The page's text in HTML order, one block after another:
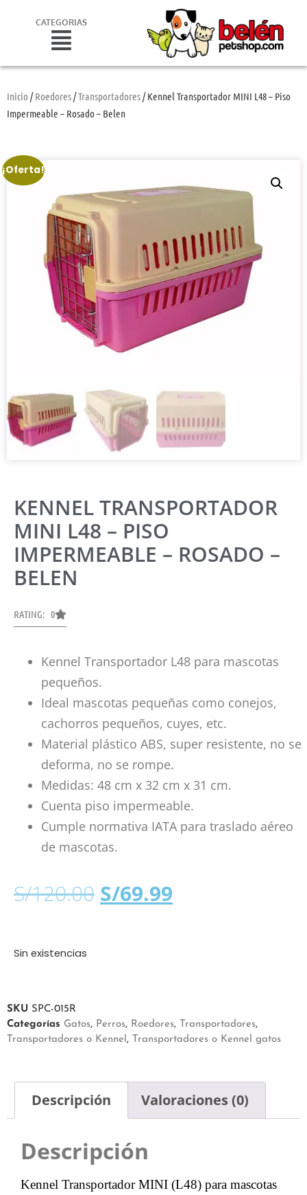
CATEGORIAS
Inicio /Roedores/Transportadores/ Kennel Transportador MINI L48 – Piso
Impermeable – Rosado – Belen
¡Oferta!
KENNEL TRANSPORTADOR
MINI L48 – PISO
IMPERMEABLE – ROSADO –
BELEN
RATING: 0
Kennel Transportador L48 para mascotas
pequeños.
Ideal mascotas pequeñas como conejos,
cachorros pequeños, cuyes, etc.
Material plástico ABS, super resistente, no se
deforma, no se rompe.
Medidas: 48 cm x 32 cm x 31 cm.
Cuenta piso impermeable.
Cumple normativa IATA para traslado aéreo
de mascotas.
S/120.00 S/69.99
Sin existencias
SKU SPC-015R
Categorías Gatos, Perros, Roedores, Transportadores,
Transportadores o Kennel , Transportadores o Kennel gatos
Descripción Valoraciones (0)
Descripción
Kennel Transportador MINI (L48) para mascotas